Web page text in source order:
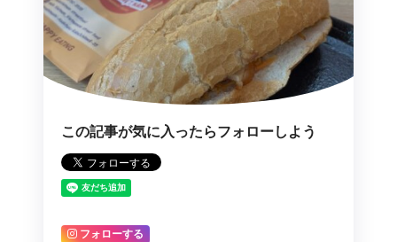
この記事が気に入ったらフォローしよう
フォローする